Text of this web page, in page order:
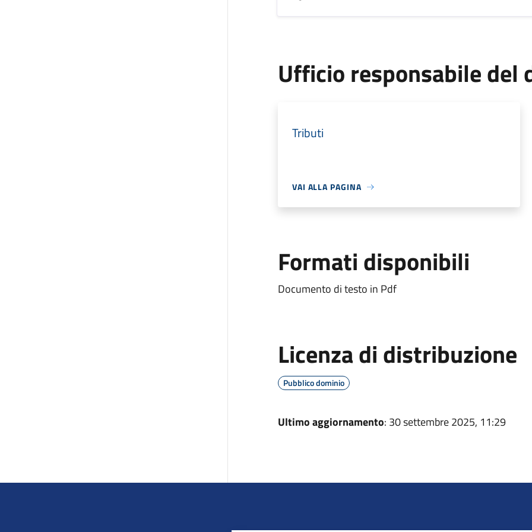
Ufficio responsabile del
Tributi
VAI ALLA PAGINA
Formati disponibili
Documento di testo in Pdf
Licenza di distribuzione
Pubblico dominio
Ultimo aggiornamento: 30 settembre 2025, 11:29